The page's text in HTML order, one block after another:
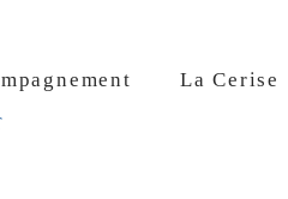
La Cerise